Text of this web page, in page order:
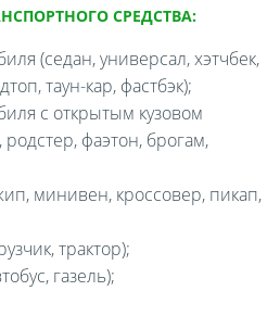
СРЕДСТВА:
(седан, универсал, хэтчбек,
таун-кар, фастбэк);
с открытым кузовом
родстер, фаэтон, брогам,
минивен, кроссовер, пикап,
трактор);
газель);